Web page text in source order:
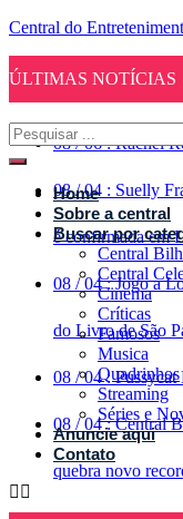
Central do
ÚLTIMAS NOTÍCIAS
08 / 06 : Rachel
08 / 04 : Suelly
é confirmada em
08 / 04 : Jogo a
do Livro de São
08 / 04 :
08 / 04 : Central
quebra novo
Home
Sobre a central
Buscar por
Central
Central
Cinema
Críticas
Famosos
Musica
Quadrinhos
Streaming
Séries e
Anuncie aqui
Contato